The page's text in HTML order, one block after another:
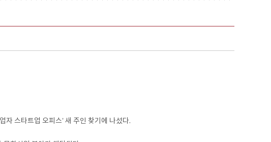
스타트업 오피스’ 새 주인 찾기에 나섰다.